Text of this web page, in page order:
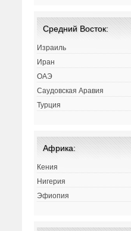
Средний Восток:
Израиль
Иран
ОАЭ
Саудовская Аравия
Турция
Африка:
Кения
Нигерия
Эфиопия